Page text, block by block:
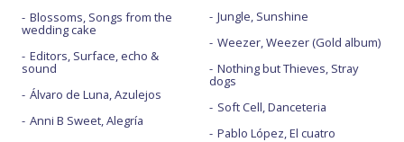
Blossoms, Songs from the
wedding cake
Editors, Surface, echo &
sound
Álvaro de Luna, Azulejos
Anni B Sweet, Alegría
Jungle, Sunshine
Weezer, Weezer (Gold album)
Nothing but Thieves, Stray
dogs
Soft Cell, Danceteria
Pablo López, El cuatro